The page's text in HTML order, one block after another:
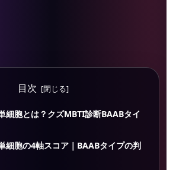
目次
細胞とは？クズMBTI診断BAABタイ
細胞の4軸スコア｜BAABタイプの判